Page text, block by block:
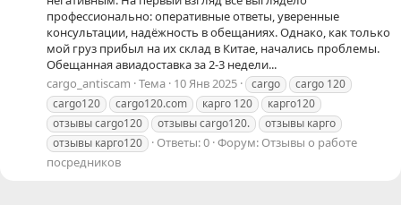
0
з
в
ё
з
д
профессионально: оперативные ответы, уверенные
консультации, надёжность в обещаниях. Однако, как только
мой груз прибыл на их склад в Китае, начались проблемы.
Обещанная авиадоставка за 2-3 недели...
cargo_antiscam Тема 10 Янв 2025 cargo
cargo 120
cargo120
cargo120.com карго 120
карго120
отзывыcargo120 отзывыcargo120. отзывы карго
отзывы карго120 Ответы: 0 Форум: Отзывы о работе
посредников